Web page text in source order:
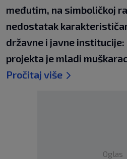
međutim, na simboličkoj
nedostatak
državne i javne
projekta je mladi
Pročitaj više
Oglas